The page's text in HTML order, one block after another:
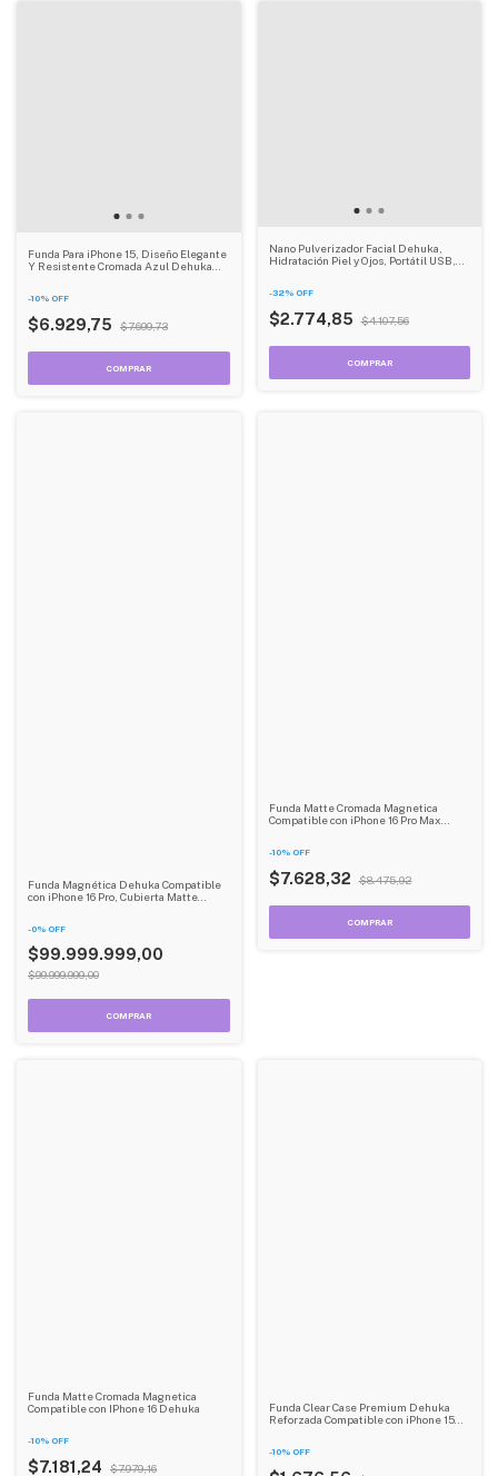
Funda Para iPhone 15, Diseño Elegante
Y Resistente Cromada Azul Dehuka
-10% OFF
$6.929,75 $7.699,73
Nano Pulverizador Facial Dehuka,
Hidratación Piel y Ojos, Portátil USB,
-32% OFF
$2.774,85 $4.107,56
Funda Magnética Dehuka Compatible
con iPhone 16 Pro, Cubierta Matte
-0% OFF
$99.999.999,00
$99.999.999,00
Funda Matte Cromada Magnetica
Compatible con iPhone 16 Pro Max
-10% OFF
$7.628,32 $8.475,92
Funda Matte Cromada Magnetica
Compatible con IPhone 16 Dehuka
-10% OFF
$7.181,24 $7.979,16
Funda Clear Case Premium Dehuka
Reforzada Compatible con iPhone 15
-10% OFF